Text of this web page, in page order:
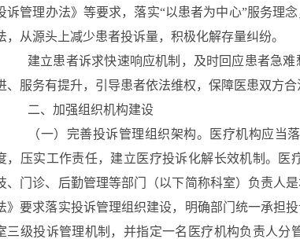
诉管理办法》等要求，落实“以患者为中心”服务理念
，从源头上减少患者投诉量，积极化解存量纠纷。
建立患者诉求快速响应机制，及时回应患者急
、服务有提升，引导患者依法维权，保障医患双方
二、加强组织机构建设
（一）完善投诉管理组织架构。医疗机构应当
，压实工作责任，建立医疗投诉化解长效机制。
、门诊、后勤管理等部门（以下简称科室）负责人
》要求落实投诉管理组织建设，明确部门统一承担
三级投诉管理机制，并指定一名医疗机构负责人